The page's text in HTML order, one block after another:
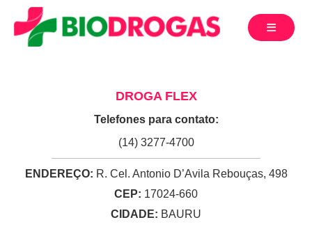
DROGA FLEX
Telefones para contato:
(14) 3277-4700
ENDEREÇO: R. Cel. Antonio D’Avila Rebouças, 498
CEP: 17024-660
CIDADE: BAURU